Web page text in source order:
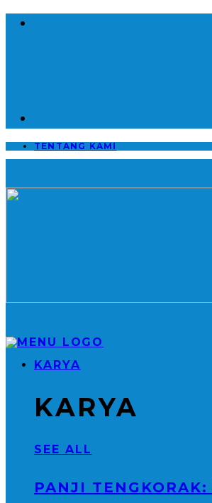
TENTANG KAMI
KARYA
KARYA
SEE ALL
PANJI